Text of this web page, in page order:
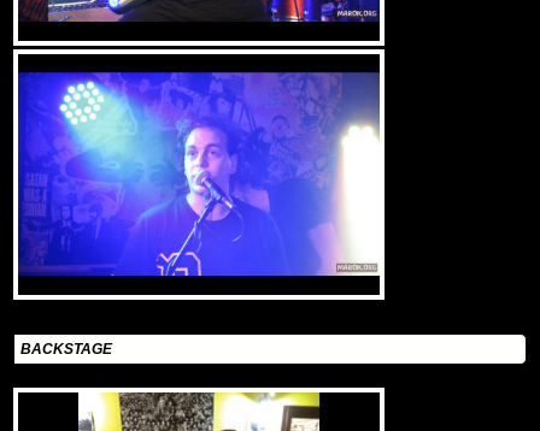
BACKSTAGE